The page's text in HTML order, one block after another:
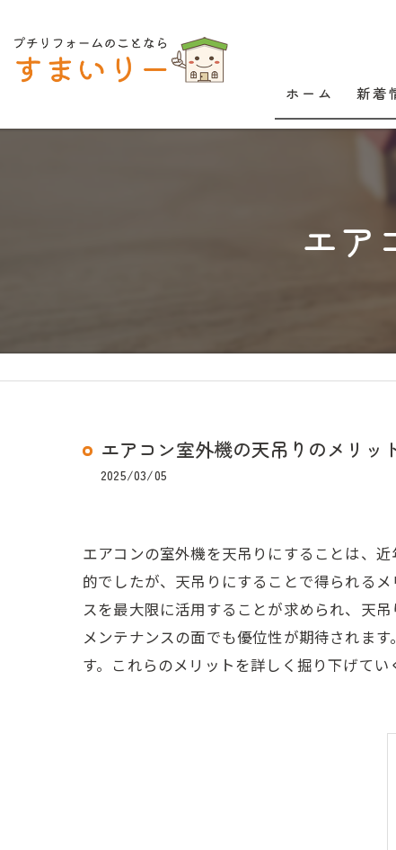
ホーム 新着
エア
エアコン室外機の天吊りのメリッ
2025/03/05
エアコンの室外機を天吊りにすることは、
的でしたが、天吊りにすることで得られる
スを最大限に活用することが求められ、天
メンテナンスの面でも優位性が期待されま
す。これらのメリットを詳しく掘り下げて